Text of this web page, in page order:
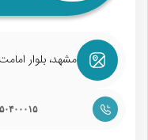
مشهد، بلوار امامت، امامت 22،